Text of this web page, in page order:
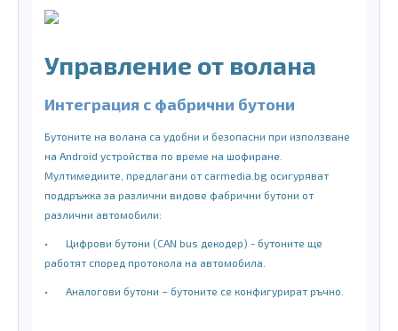
Управление от волана
Интеграция с фабрични бутони
Бутоните на волана са удобни и безопасни при използване
на Android устройства по време на шофиране.
Мултимедиите, предлагани от carmedia.bg осигуряват
поддръжка за различни видове фабрични бутони от
различни автомобили:
•
Цифрови бутони (CAN bus декодер) - бутоните ще
работят според протокола на автомобила.
• Аналогови бутони – бутоните се конфигурират ръчно.